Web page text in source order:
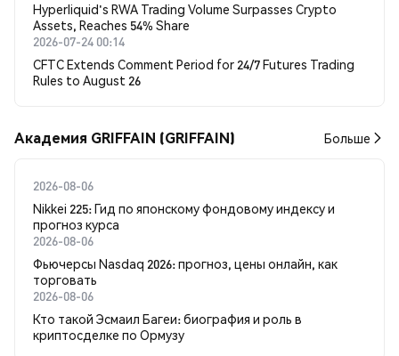
Hyperliquid's RWA Trading Volume Surpasses Crypto
Assets, Reaches 54% Share
2026-07-24 00:14
CFTC Extends Comment Period for 24/7 Futures Trading
Rules to August 26
Академия GRIFFAIN (GRIFFAIN) Больше
2026-08-06
Nikkei 225: Гид по японскому фондовому индексу и
прогноз курса
2026-08-06
Фьючерсы Nasdaq 2026: прогноз, цены онлайн, как
торговать
2026-08-06
Кто такой Эсмаил Багеи: биография и роль в
криптосделке по Ормузу